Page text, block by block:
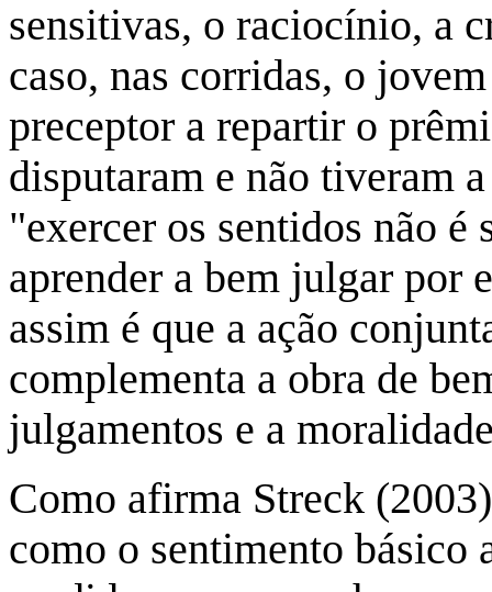
sensitivas, o raciocínio, a
caso, nas corridas, o
preceptor a repartir o
disputaram e não tiveram
"exercer os sentidos não é
aprender a bem julgar por
assim é que a ação
complementa a obra de
julgamentos e a
Como afirma Streck
como o sentimento